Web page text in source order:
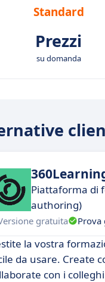
Standard
Prezzi
su domanda
Piattaforma di
authoring)
gratuita Prova
la vostra
da usare. Create
con i